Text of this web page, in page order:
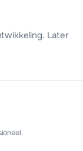
Later